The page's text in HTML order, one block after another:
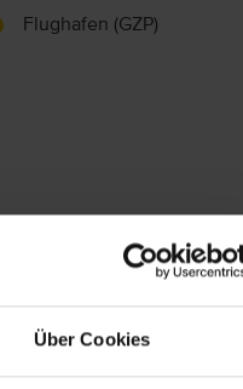
Über Cookies
Flughafen (GZP)